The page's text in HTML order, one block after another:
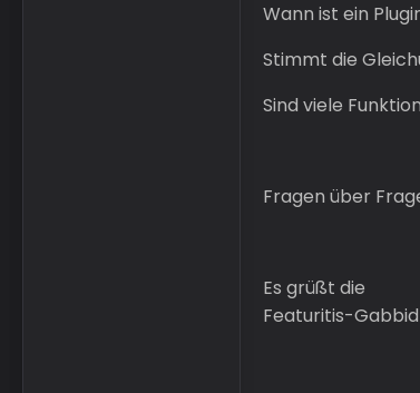
Wann ist ein
Stimmt die
Sind viele
Fragen über
Es grüßt die
Featuritis-Gabbid